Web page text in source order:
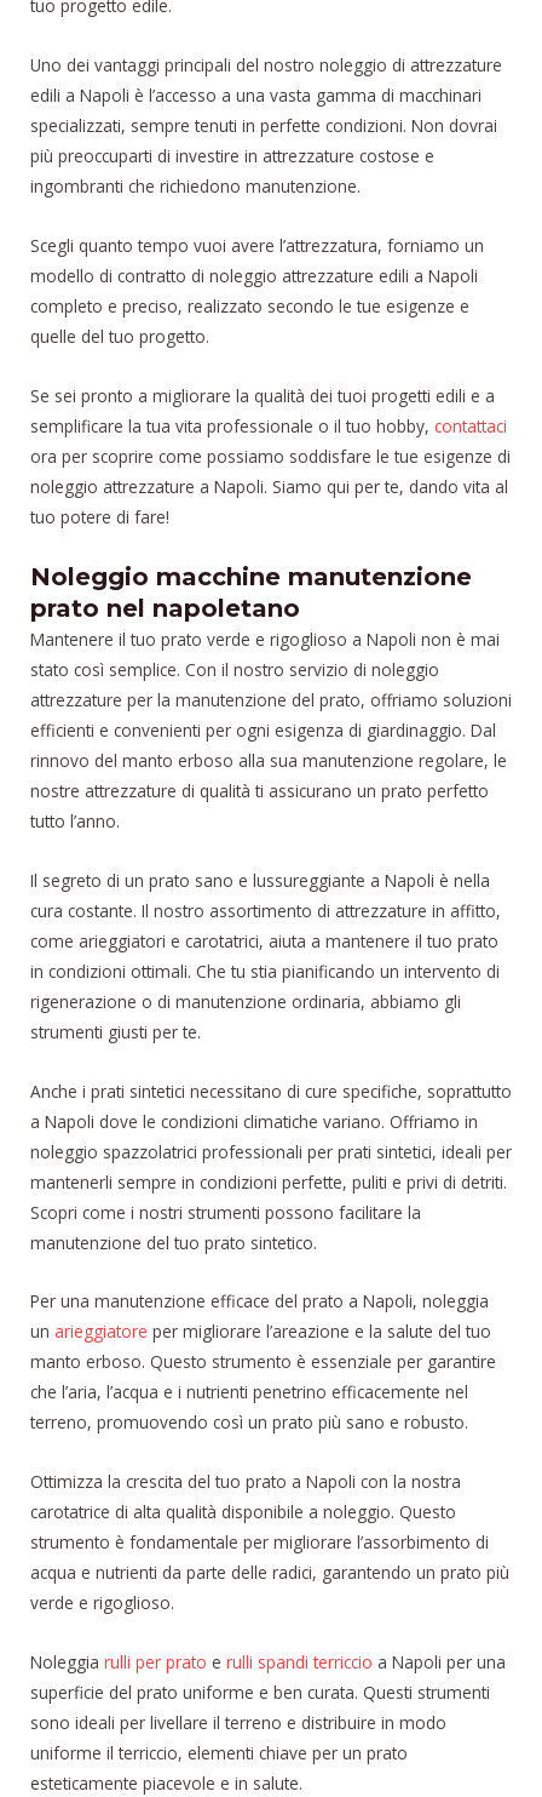
tuo progetto edile.
Uno dei vantaggi principali del nostro noleggio di attrezzature
edili a Napoli è l’accesso a una vasta gamma di macchinari
specializzati, sempre tenuti in perfette condizioni. Non dovrai
più preoccuparti di investire in attrezzature costose e
ingombranti che richiedono manutenzione.
Scegli quanto tempo vuoi avere l’attrezzatura, forniamo un
modello di contratto di noleggio attrezzature edili a Napoli
completo e preciso, realizzato secondo le tue esigenze e
quelle del tuo progetto.
Se sei pronto a migliorare la qualità dei tuoi progetti edili e a
semplificare la tua vita professionale o il tuo hobby, contattaci
ora per scoprire come possiamo soddisfare le tue esigenze di
noleggio attrezzature a Napoli. Siamo qui per te, dando vita al
tuo potere di fare!
Noleggio macchine manutenzione
prato nel napoletano
Mantenere il tuo prato verde e rigoglioso a Napoli non è mai
stato così semplice. Con il nostro servizio di noleggio
attrezzature per la manutenzione del prato, offriamo soluzioni
efficienti e convenienti per ogni esigenza di giardinaggio. Dal
rinnovo del manto erboso alla sua manutenzione regolare, le
nostre attrezzature di qualità ti assicurano un prato perfetto
tutto l’anno.
Il segreto di un prato sano e lussureggiante a Napoli è nella
cura costante. Il nostro assortimento di attrezzature in affitto,
come arieggiatori e carotatrici, aiuta a mantenere il tuo prato
in condizioni ottimali. Che tu stia pianificando un intervento di
rigenerazione o di manutenzione ordinaria, abbiamo gli
strumenti giusti per te.
Anche i prati sintetici necessitano di cure specifiche, soprattutto
a Napoli dove le condizioni climatiche variano. Offriamo in
noleggio spazzolatrici professionali per prati sintetici, ideali per
mantenerli sempre in condizioni perfette, puliti e privi di detriti.
Scopri come i nostri strumenti possono facilitare la
manutenzione del tuo prato sintetico.
Per una manutenzione efficace del prato a Napoli, noleggia
un arieggiatore per migliorare l’areazione e la salute del tuo
manto erboso. Questo strumento è essenziale per garantire
che l’aria, l’acqua e i nutrienti penetrino efficacemente nel
terreno, promuovendo così un prato più sano e robusto.
Ottimizza la crescita del tuo prato a Napoli con la nostra
carotatrice di alta qualità disponibile a noleggio. Questo
strumento è fondamentale per migliorare l’assorbimento di
acqua e nutrienti da parte delle radici, garantendo un prato più
verde e rigoglioso.
Noleggia rulli per prato e rulli spandi terriccio a Napoli per una
superficie del prato uniforme e ben curata. Questi strumenti
sono ideali per livellare il terreno e distribuire in modo
uniforme il terriccio, elementi chiave per un prato
esteticamente piacevole e in salute.